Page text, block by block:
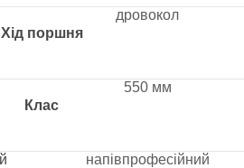
Хід поршня
Клас
дровокол
550 мм
напівпрофесійний